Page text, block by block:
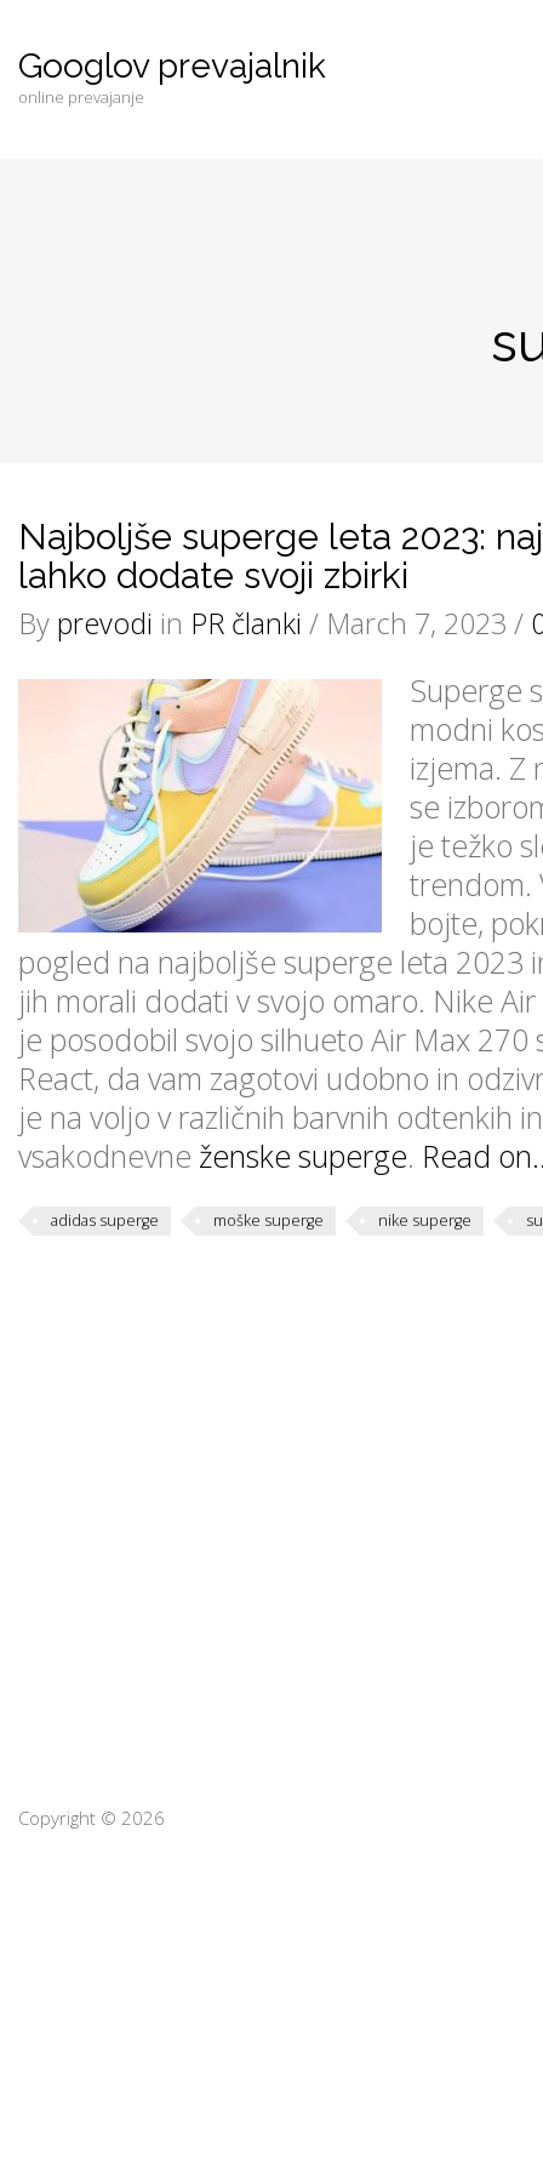
Googlov prevajalnik
online prevajanje
Najboljše superge leta 2023:
lahko dodate svoji zbirki
By prevodi in PR članki / March 7, 2023 /
Superge
modni
izjema. Z
se
je težko
trendom.
bojte,
pogled na najboljše superge leta 2023
jih morali dodati v svojo omaro. Nike
je posodobil svojo silhueto Air Max 270
React, da vam zagotovi udobno in
je na voljo v različnih barvnih odtenkih
vsakodnevne ženske superge. Read
adidas superge moške superge nike superge
Copyright © 2026